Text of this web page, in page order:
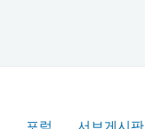
포럼 서브게시판